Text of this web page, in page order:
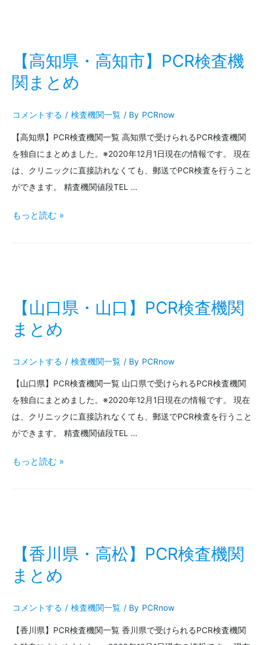
満】
PCR
査
機
関
ま
と
【高知県・高知市】PCR検査機
関まとめ
コメントする / 検査機関一覧 / By PCRnow
【高知県】PCR検査機関一覧 高知県で受けられるPCR検査機関
を独自にまとめました。※2020年12月1日現在の情報です。 現在
は、クリニックに直接訪れなくても、郵送でPCR検査を行うこと
ができます。 精査機関値段TEL …
【高
市】
検
査
機
関
ま
もっと読む »
【山口県・山口】PCR検査機関
まとめ
コメントする / 検査機関一覧 / By PCRnow
【山口県】PCR検査機関一覧 山口県で受けられるPCR検査機関
を独自にまとめました。※2020年12月1日現在の情報です。 現在
は、クリニックに直接訪れなくても、郵送でPCR検査を行うこと
ができます。 精査機関値段TEL …
【山
口】
PCR
査
機
もっと読む »
【香川県・高松】PCR検査機関
まとめ
コメントする / 検査機関一覧 / By PCRnow
【香川県】PCR検査機関一覧 香川県で受けられるPCR検査機関